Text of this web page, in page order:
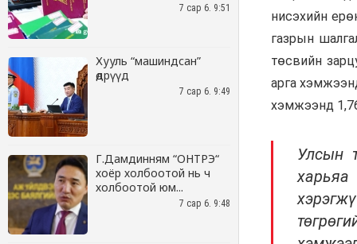
7 сар 6. 9:51
Хууль “машиндсан”
өдрүүд
7 сар 6. 9:49
Г.Дамдинням “ОНТРЭ“
хоёр холбоотой нь ч
холбоотой юм...
7 сар 6. 9:48